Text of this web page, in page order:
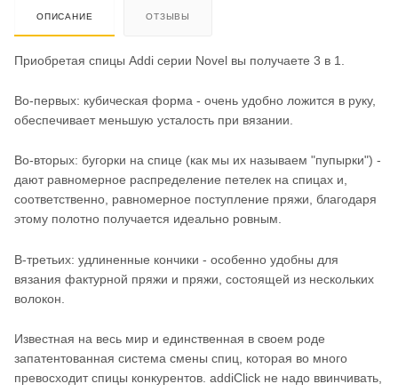
ОПИСАНИЕ ОТЗЫВЫ
Приобретая спицы Addi серии Novel вы получаете 3 в 1.
Во-первых: кубическая форма - очень удобно ложится в руку,
обеспечивает меньшую усталость при вязании.
Во-вторых: бугорки на спице (как мы их называем "пупырки") -
дают равномерное распределение петелек на спицах и,
соответственно, равномерное поступление пряжи, благодаря
этому полотно получается идеально ровным.
В-третьих: удлиненные кончики - особенно удобны для
вязания фактурной пряжи и пряжи, состоящей из нескольких
волокон.
Известная на весь мир и единственная в своем роде
запатентованная система смены спиц, которая во много
превосходит спицы конкурентов. addiСlick не надо ввинчивать,